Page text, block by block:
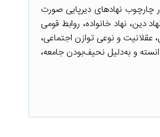
چارچوب نهادهای دیرپایی صورت
دین، نهاد خانواده، روابط قومی
عقلانیت و نوعی توازن اجتماعی،
و به‌دلیل نحیف‌بودن جامعه،